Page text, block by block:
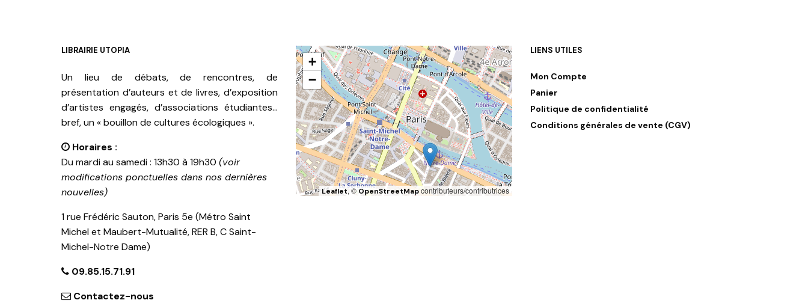
LIBRAIRIE UTOPIA
Un lieu de débats, de rencontres, de
présentation d’auteurs et de livres, d’exposition
d’artistes engagés, d’associations étudiantes…
bref, un « bouillon de cultures écologiques ».
Horaires :
Du mardi au samedi : 13h30 à 19h30 (voir
modifications ponctuelles dans nos dernières
nouvelles)
1 rue Frédéric Sauton, Paris 5e (Métro Saint
Michel et Maubert-Mutualité, RER B, C Saint-
Michel-Notre Dame)
09.85.15.71.91
Contactez-nous
+
−
Leaflet, ©OpenStreetMapcontributeurs/contributrices
LIENS UTILES
Mon Compte
Panier
Politique de confidentialité
Conditions générales de vente (CGV)